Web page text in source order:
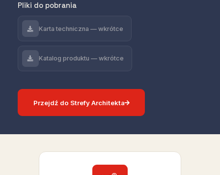
Pliki do pobrania
Karta techniczna — wkrótce
Katalog produktu — wkrótce
Przejdź do Strefy Architekta